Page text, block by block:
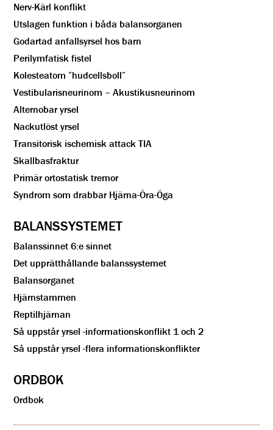
Nerv-Kärl konflikt
Utslagen funktion i båda balansorganen
Godartad anfallsyrsel hos barn
Perilymfatisk fistel
Kolesteatom ”hudcellsboll”
Vestibularisneurinom – Akustikusneurinom
Alternobar yrsel
Nackutlöst yrsel
Transitorisk ischemisk attack TIA
Skallbasfraktur
Primär ortostatisk tremor
Syndrom som drabbar Hjärna-Öra-Öga
BALANSSYSTEMET
Balanssinnet 6:e sinnet
Det upprätthållande balanssystemet
Balansorganet
Hjärnstammen
Reptilhjärnan
Så uppstår yrsel -informationskonflikt 1 och 2
Så uppstår yrsel -flera informationskonflikter
ORDBOK
Ordbok